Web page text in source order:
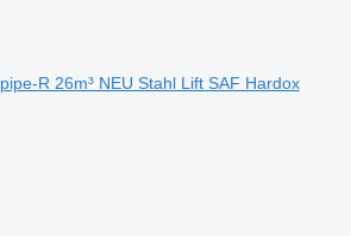
R 26m³ NEU Stahl Lift SAF Hardox